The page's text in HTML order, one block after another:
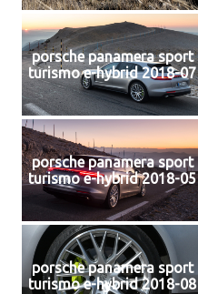
porsche panamera sport
turismo e-hybrid 2018-07
porsche panamera sport
turismo e-hybrid 2018-05
porsche panamera sport
turismo e-hybrid 2018-08